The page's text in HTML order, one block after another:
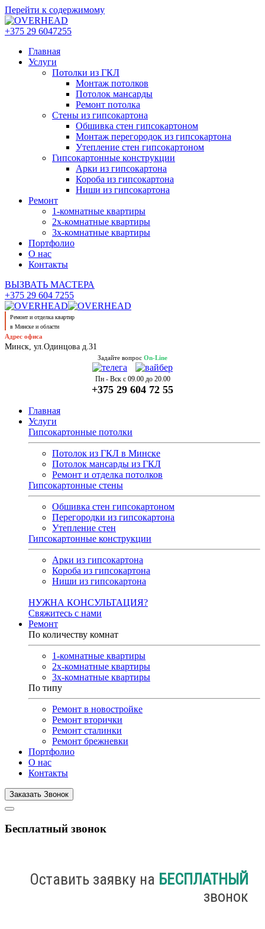
Перейти к содержимому
+375 29 6047255
Главная
Услуги
Потолки из ГКЛ
Монтаж потолков
Потолок мансарды
Ремонт потолка
Cтены из гипсокартона
Обшивка стен гипсокартоном
Монтаж перегородок из гипсокартона
Утепление стен гипсокартоном
Гипсокартонные конструкции
Арки из гипсокартона
Короба из гипсокартона
Ниши из гипсокартона
Ремонт
1-комнатные квартиры
2х-комнатные квартиры
3х-комнатные квартиры
Портфолио
О нас
Контакты
ВЫЗВАТЬ МАСТЕРА
+375 29 604 7255
Ремонт и отделка квартир
в Минске и области
Адрес офиса
Минск, ул.Одинцова д.31
Задайте вопрос On-Line
Пн - Вск с 09.00 до 20.00
+375 29 604 72 55
Главная
Услуги
Гипсокартонные потолки
Потолок из ГКЛ в Минске
Потолок мансарды из ГКЛ
Ремонт и отделка потолков
Гипсокартонные стены
Обшивка стен гипсокартоном
Перегородки из гипсокартона
Утепление стен
Гипсокартонные конструкции
Арки из гипсокартона
Короба из гипсокартона
Ниши из гипсокартона
НУЖНА КОНСУЛЬТАЦИЯ?
Свяжитесь с нами
Ремонт
По количеству комнат
1-комнатные квартиры
2х-комнатные квартиры
3х-комнатные квартиры
По типу
Ремонт в новостройке
Ремонт вторички
Ремонт сталинки
Ремонт брежневки
Портфолио
О нас
Контакты
Заказать Звонок
Бесплатный звонок
Оставить заявку на БЕСПЛАТНЫЙ
звонок